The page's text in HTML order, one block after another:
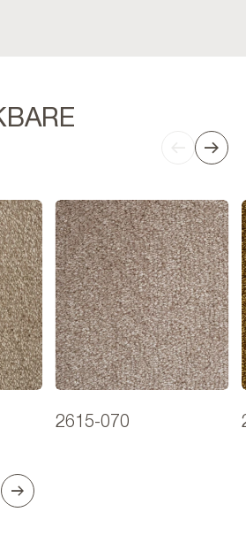
2615-070